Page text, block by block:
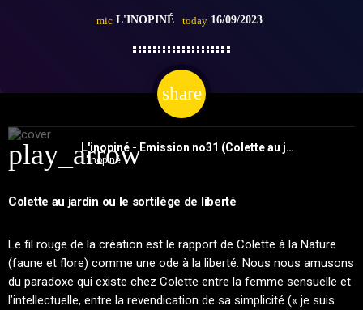
mic L'INOPINÉ today 16/09/2023
share
email
play_arrow L'inopiné - Emission no31 (Colette au jardin - Journées du matrimoine)
L'inopiné
Colette au jardin ou le sortilège de liberté
Le fil rouge de la création est le rapport de Colette à la Nature
(faune et flore) comme une ode à la liberté. Nous nous amusons
du paradoxe qui existe chez Colette entre la femme sensuelle et
l’intellectuelle, entre la revendication de sa simplicité (« je suis